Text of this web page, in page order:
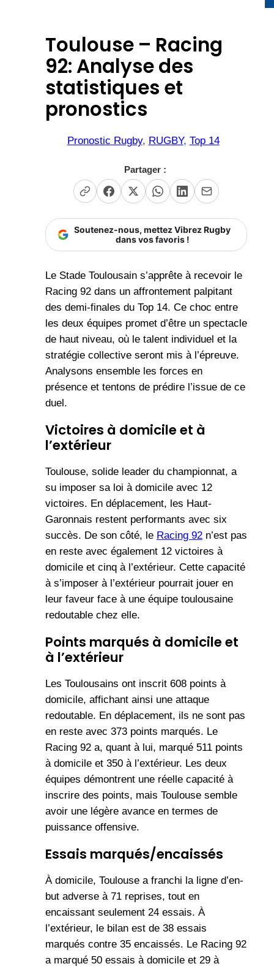
Toulouse – Racing
92: Analyse des
statistiques et
pronostics
Pronostic Rugby, RUGBY, Top 14
Partager :
Soutenez-nous, mettez Vibrez Rugby
dans vos favoris !
Le Stade Toulousain s’apprête à recevoir le
Racing 92 dans un affrontement palpitant
des demi-finales du Top 14. Ce choc entre
les deux équipes promet d’être un spectacle
de haut niveau, où le talent individuel et la
stratégie collective seront mis à l’épreuve.
Analysons ensemble les forces en
présence et tentons de prédire l’issue de ce
duel.
Victoires à domicile et à
l’extérieur
Toulouse, solide leader du championnat, a
su imposer sa loi à domicile avec 12
victoires. En déplacement, les Haut-
Garonnais restent performants avec six
succès. De son côté, le Racing 92n’est pas
en reste avec également 12 victoires à
domicile et cinq à l’extérieur. Cette capacité
à s’imposer à l’extérieur pourrait jouer en
leur faveur face à une équipe toulousaine
redoutable chez elle.
Points marqués à domicile et
à l’extérieur
Les Toulousains ont inscrit 608 points à
domicile, affichant ainsi une attaque
redoutable. En déplacement, ils ne sont pas
en reste avec 373 points marqués. Le
Racing 92 a, quant à lui, marqué 511 points
à domicile et 350 à l’extérieur. Les deux
équipes démontrent une réelle capacité à
inscrire des points, mais Toulouse semble
avoir une légère avance en termes de
puissance offensive.
Essais marqués/encaissés
À domicile, Toulouse a franchi la ligne d’en-
but adverse à 71 reprises, tout en
encaissant seulement 24 essais. À
l’extérieur, le bilan est de 38 essais
marqués contre 35 encaissés. Le Racing 92
a marqué 50 essais à domicile et 29 à